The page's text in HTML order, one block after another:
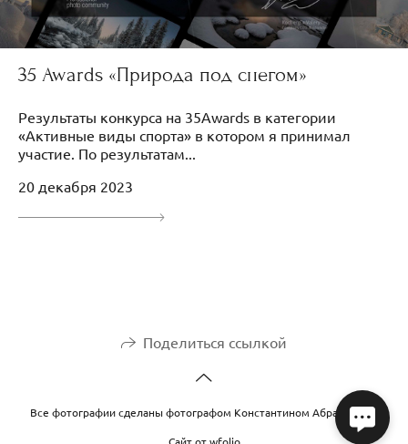
35 Awards «Природа под снегом»
Результаты конкурса на 35Awards в категории
«Активные виды спорта» в котором я принимал
участие. По результатам...
20 декабря 2023
Поделиться ссылкой
Все фотографии сделаны фотографом Константином Абрамовым
Сайт отwfolio